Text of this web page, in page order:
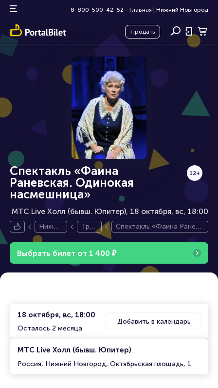
8-800-500-42-62 Главная Нижний Новгород
Продать
Спектакль «Фаина
Раневская. Одинокая
насмешница»
МТС Live Холл (бывш. Юпитер), 18 октября
12+
вс, 18:00
Нижни
й Новг
ород
Траг
мед
ия
Спектакль «Фаина Раневс
а»
Выбрать билет от 1 400 ₽
18 октября, вс, 18:00
Осталось 2 месяца
Добавить в календарь
МТС Live Холл (бывш. Юпитер)
Россия, Нижний Новгород, Октябрьская площадь, 1